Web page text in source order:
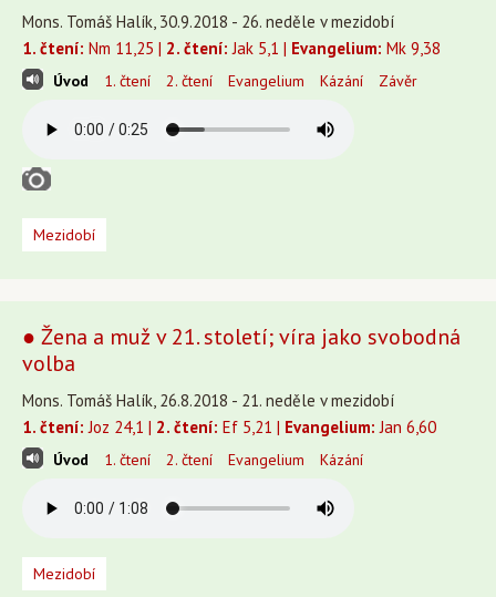
Mons. Tomáš Halík, 30.9.2018 - 26. neděle v mezidobí
1. čtení: Nm 11,25 | 2. čtení: Jak 5,1 | Evangelium: Mk 9,38
Úvod 1. čtení 2. čtení Evangelium Kázání Závěr
Mezidobí
● Žena a muž v 21. století; víra jako svobodná
volba
Mons. Tomáš Halík, 26.8.2018 - 21. neděle v mezidobí
1. čtení: Joz 24,1 | 2. čtení: Ef 5,21 | Evangelium: Jan 6,60
Úvod 1. čtení 2. čtení Evangelium Kázání
Mezidobí